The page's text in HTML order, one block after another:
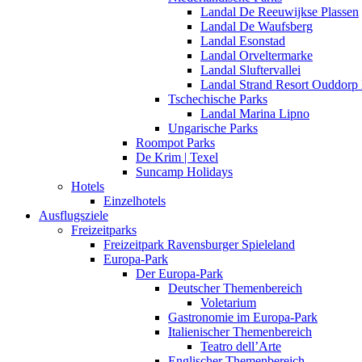
Landal De Reeuwijkse Plassen
Landal De Waufsberg
Landal Esonstad
Landal Orveltermarke
Landal Sluftervallei
Landal Strand Resort
Tschechische Parks
Landal Marina Lipno
Ungarische Parks
Roompot Parks
De Krim | Texel
Suncamp Holidays
Hotels
Einzelhotels
Ausflugsziele
Freizeitparks
Freizeitpark Ravensburger Spieleland
Europa-Park
Der Europa-Park
Deutscher Themenbereich
Voletarium
Gastronomie im Europa-Park
Italienischer Themenbereich
Teatro dell’Arte